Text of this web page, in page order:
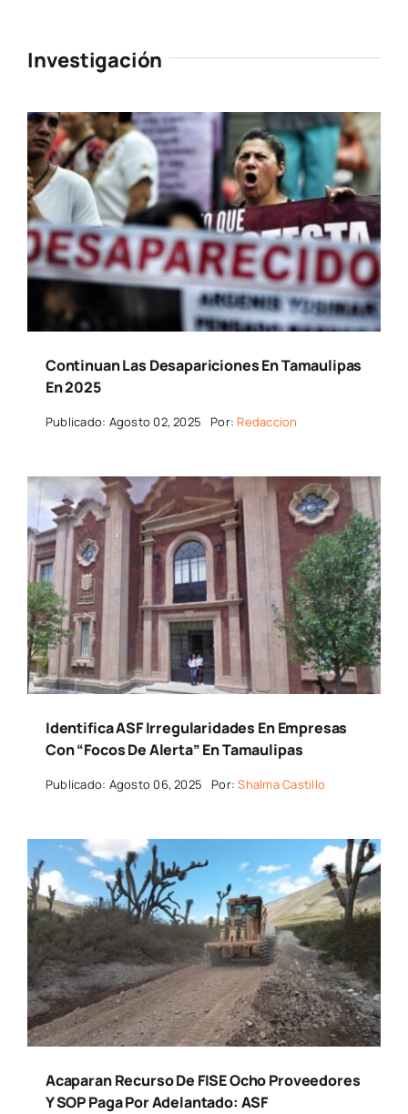
Investigación
Continuan Las Desapariciones En Tamaulipas
En 2025
Publicado: Agosto 02, 2025 Por: Redaccion
Identifica ASF Irregularidades En Empresas
Con “focos De Alerta” En Tamaulipas
Publicado: Agosto 06, 2025 Por:Shalma Castillo
Acaparan Recurso De FISE Ocho Proveedores
Y SOP Paga Por Adelantado: ASF